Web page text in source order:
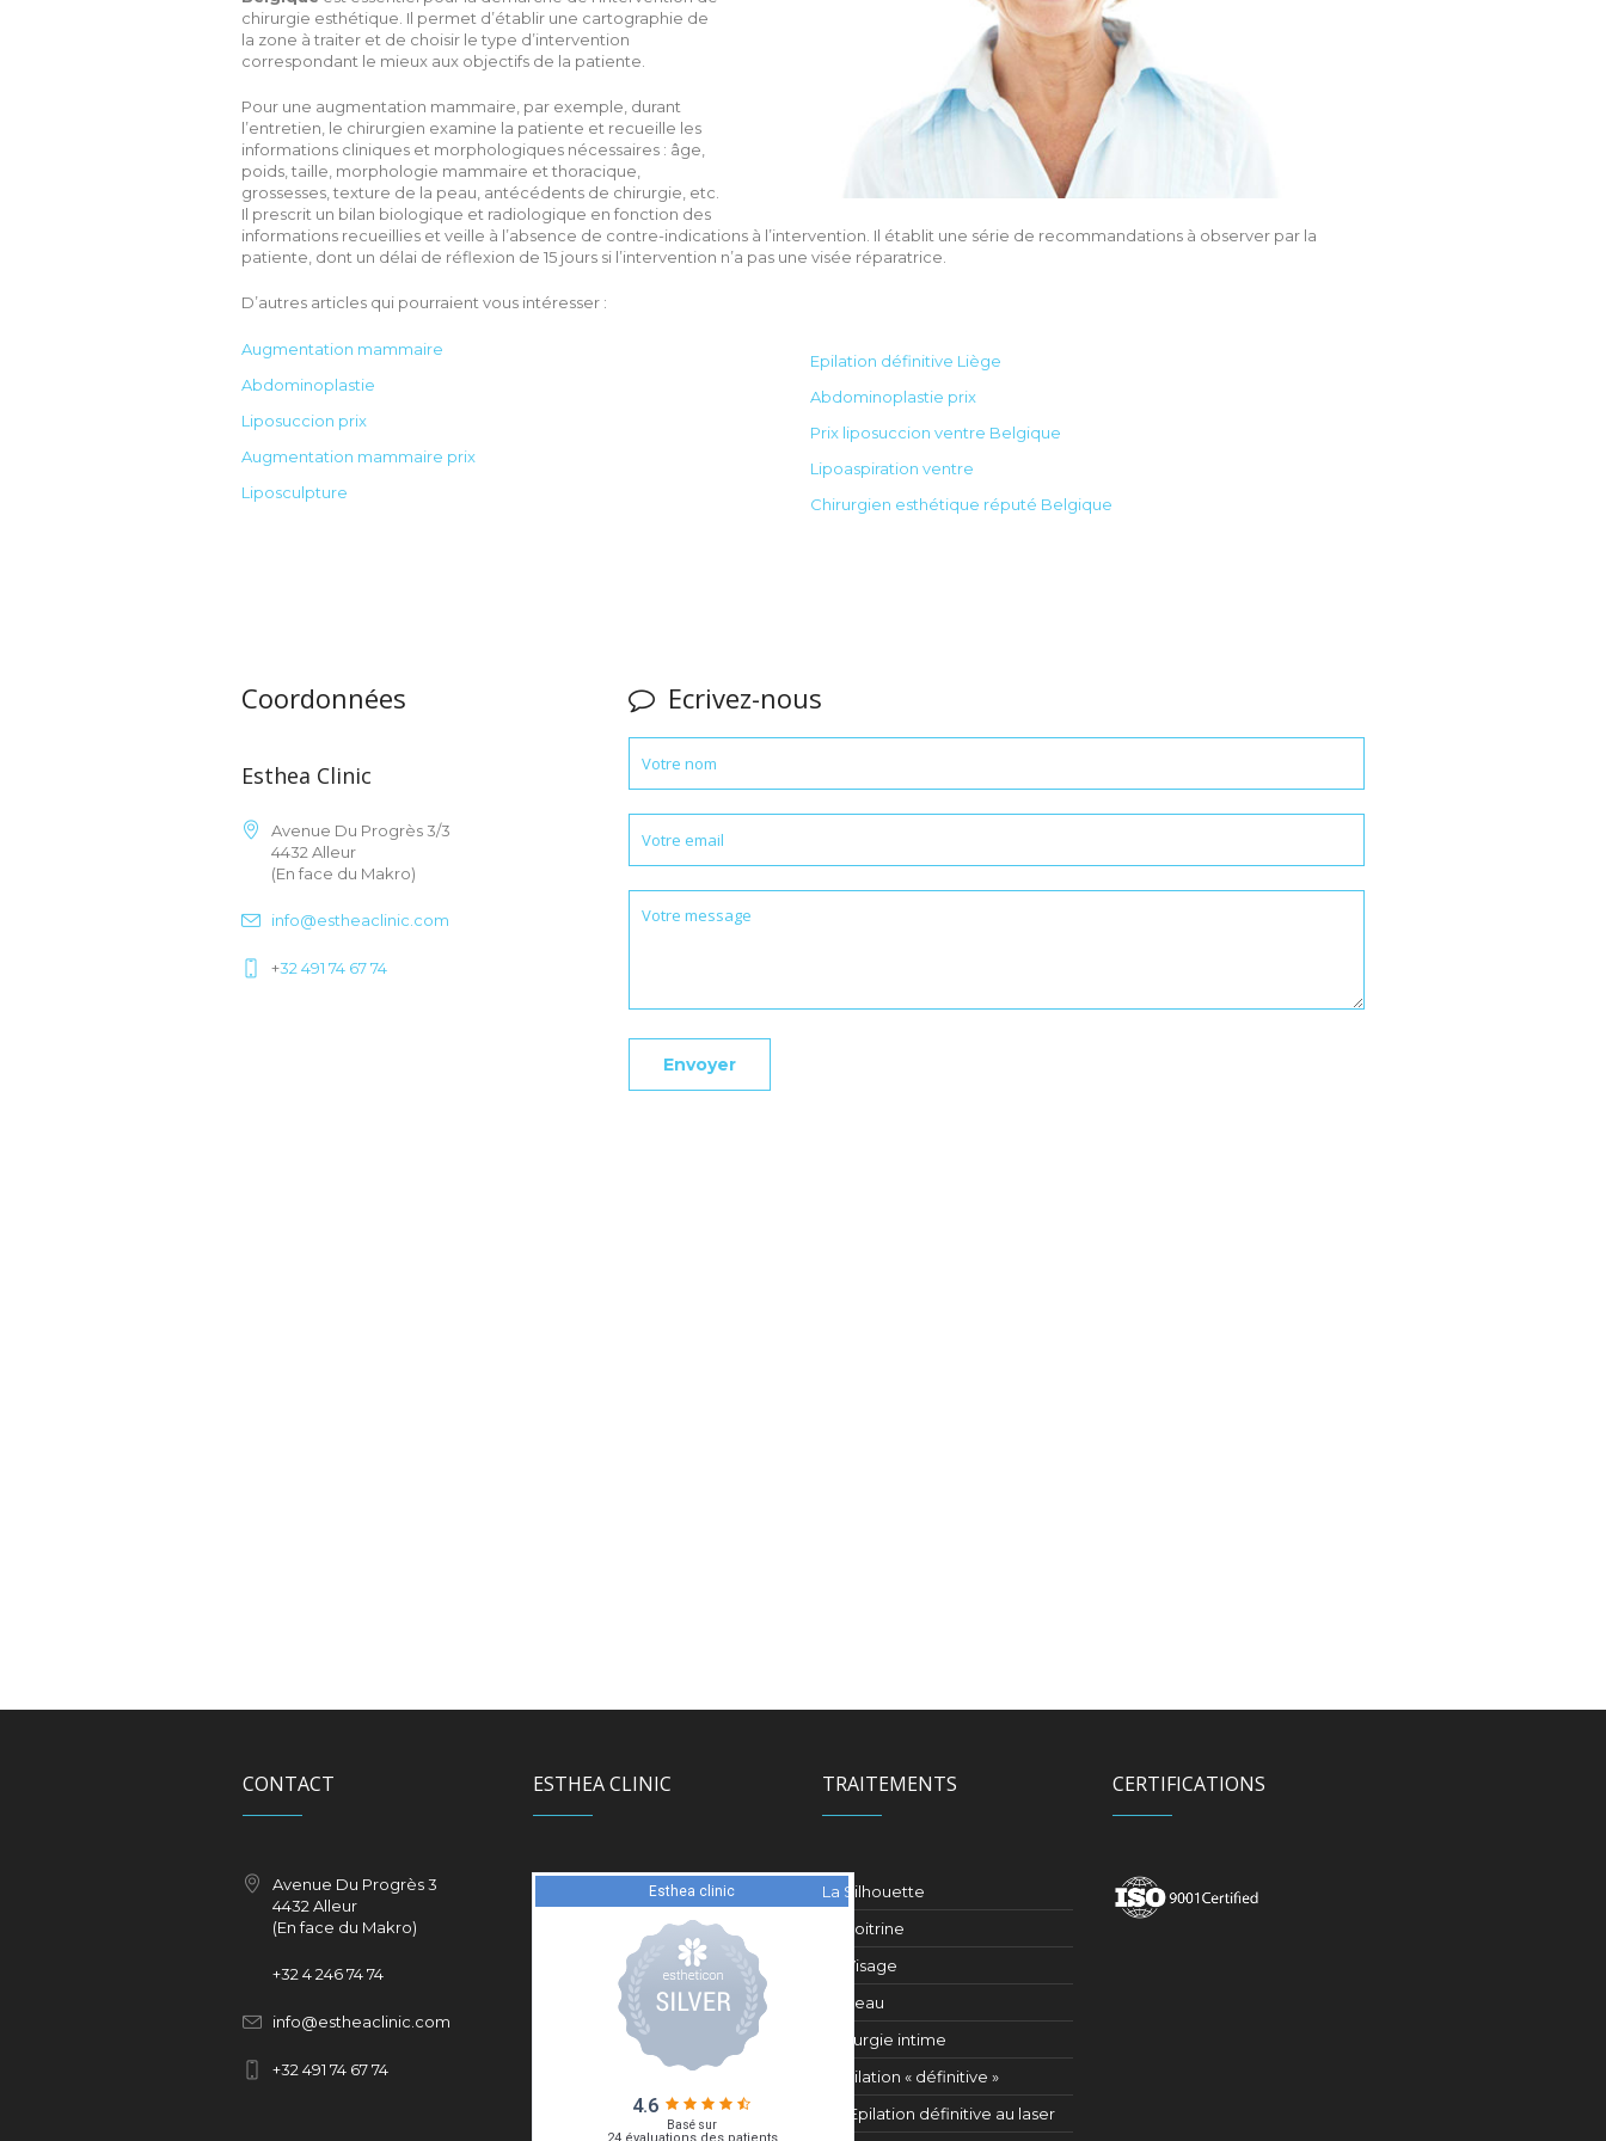
chirurgie esthétique. Il permet d’établir une cartographie de
la zone à traiter et de choisir le type d’intervention
correspondant le mieux aux objectifs de la patiente.
Pour une augmentation mammaire, par exemple, durant
l’entretien, le chirurgien examine la patiente et recueille les
informations cliniques et morphologiques nécessaires : âge,
poids, taille, morphologie mammaire et thoracique,
grossesses, texture de la peau, antécédents de chirurgie, etc.
Il prescrit un bilan biologique et radiologique en fonction des
informations recueillies et veille à l’absence de contre-indications à l’intervention. Il établit une série de recommandations à observer par la
patiente, dont un délai de réflexion de 15 jours si l’intervention n’a pas une visée réparatrice.
D’autres articles qui pourraient vous intéresser :
Augmentation mammaire
Abdominoplastie
Liposuccion prix
Augmentation mammaire prix
Liposculpture
Epilation définitive Liège
Abdominoplastie prix
Prix liposuccion ventre Belgique
Lipoaspiration ventre
Chirurgien esthétique réputé Belgique
Coordonnées
Esthea Clinic
Avenue Du Progrès 3/3
4432 Alleur
(En face du Makro)
info@estheaclinic.com
+32 491 74 67 74
Ecrivez-nous
CONTACT
Avenue Du Progrès 3
4432 Alleur
(En face du Makro)
+324 246 74 74
info@estheaclinic.com
+32 491 74 67 74
ESTHEA CLINIC TRAITEMENTS
La Silhouette
La Poitrine
Le Visage
La Peau
Chirurgie intime
L’épilation « définitive »
Epilation définitive au laser
CERTIFICATIONS